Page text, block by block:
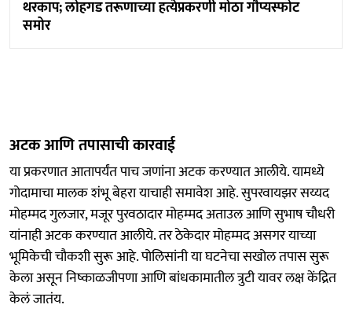
थरकाप; लोहगड तरूणाच्या हत्येप्रकरणी मोठा गौप्यस्फोट
समोर
अटक आणि तपासाची कारवाई
या प्रकरणात आतापर्यंत पाच जणांना अटक करण्यात आलीये. यामध्ये
गोदामाचा मालक शंभू बेहरा याचाही समावेश आहे. सुपरवायझर सय्यद
मोहम्मद गुलजार, मजूर पुरवठादार मोहम्मद अताउल आणि सुभाष चौधरी
यांनाही अटक करण्यात आलीये. तर ठेकेदार मोहम्मद असगर याच्या
भूमिकेची चौकशी सुरू आहे. पोलिसांनी या घटनेचा सखोल तपास सुरू
केला असून निष्काळजीपणा आणि बांधकामातील त्रुटी यावर लक्ष केंद्रित
केलं जातंय.